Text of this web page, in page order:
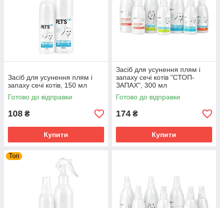
інтер'єр і зберегти природний інстинкт царапанія в
потрібному руслі. Безпечний для тварин, легко знімається
Засіб для усунення плям і
запаху сечі котів, 150 мл
Готово до відправки
108 ₴
Купити
Засіб для усунення плям і
запаху сечі котів "СТОП-
ЗАПАХ", 300 мл
Готово до відправки
174 ₴
Купити
Топ